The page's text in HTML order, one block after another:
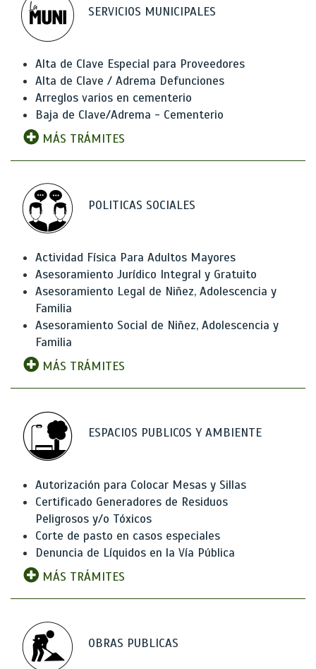
SERVICIOS MUNICIPALES
Alta de Clave Especial para Proveedores
Alta de Clave / Adrema Defunciones
Arreglos varios en cementerio
Baja de Clave/Adrema - Cementerio
MÁS TRÁMITES
POLITICAS SOCIALES
Actividad Física Para Adultos Mayores
Asesoramiento Jurídico Integral y Gratuito
Asesoramiento Legal de Niñez, Adolescencia y
Familia
Asesoramiento Social de Niñez, Adolescencia y
Familia
MÁS TRÁMITES
ESPACIOS PUBLICOS Y AMBIENTE
Autorización para Colocar Mesas y Sillas
Certificado Generadores de Residuos
Peligrosos y/o Tóxicos
Corte de pasto en casos especiales
Denuncia de Líquidos en la Vía Pública
MÁS TRÁMITES
OBRAS PUBLICAS